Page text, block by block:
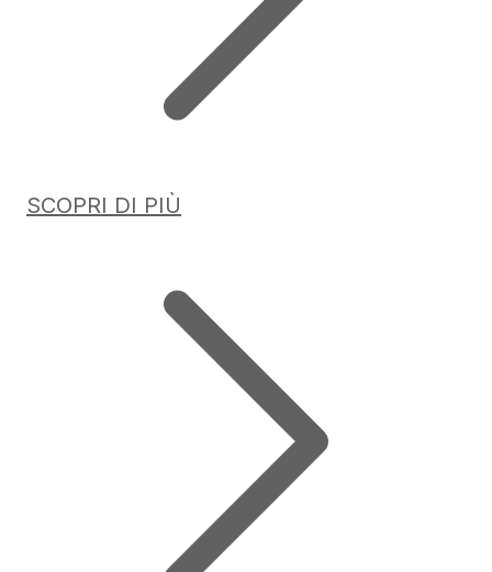
SCOPRI DI PIÙ